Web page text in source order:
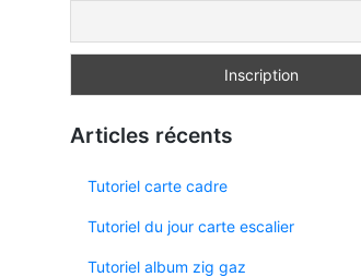
Articles récents
Tutoriel carte cadre
Tutoriel du jour carte escalier
Tutoriel album zig gaz